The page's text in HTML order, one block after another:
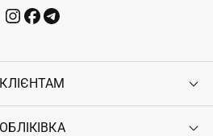
КЛІЄНТАМ
Контакти
ОБЛІКІВКА